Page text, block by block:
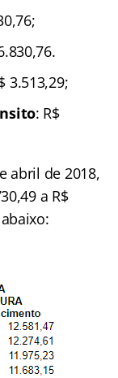
3.513,29;
: R$
abril de 2018,
a R$